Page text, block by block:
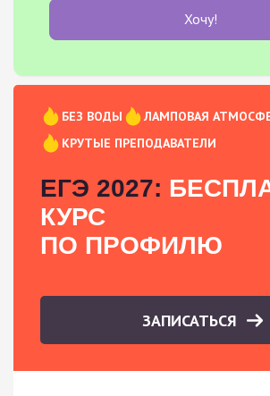
Хочу!
БЕЗ ВОДЫ
ЛАМПОВАЯ
КРУТЫЕ ПРЕПОДАВАТЕЛИ
ЕГЭ 2027:
КУРС
ПО ПРОФИЛЮ
ЗАПИСАТЬСЯ